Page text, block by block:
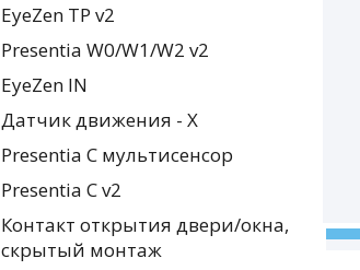
EyeZen TP v2
Presentia W0/W1/W2 v2
EyeZen IN
Датчик движения - X
Presentia C мультисенсор
Presentia C v2
Контакт открытия двери/окна,
скрытый монтаж